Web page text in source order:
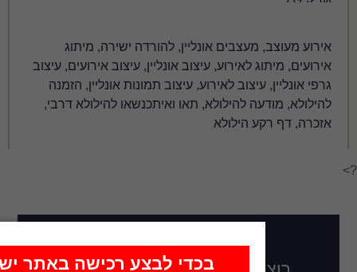
לבצע רכישה באתר יש
להורדה ישירה, מיתוג
אונליין, עיצוב אירועים, עיצוב
עיצוב תמונות אונליין, הזמנה
תאו ואיתכנשאו להילולא דרבי,